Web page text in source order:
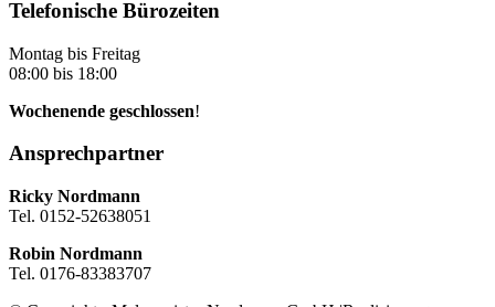
Telefonische Bürozeiten
Montag bis Freitag
08:00 bis 18:00
Wochenende geschlossen!
Ansprechpartner
Ricky Nordmann
Tel. 0152-52638051
Robin Nordmann
Tel. 0176-83383707